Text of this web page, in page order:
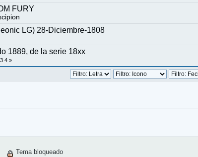
FURY
LG) 28-Diciembre-1808
1889, de la serie 18xx
3 4 »
Tema bloqueado